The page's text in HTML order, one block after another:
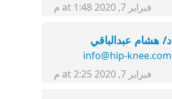
فبراير 7, 2020 at 1:48 م
د/ هشام عبدالباقي
info@hip-knee.com
فبراير 7, 2020 at 2:25 م